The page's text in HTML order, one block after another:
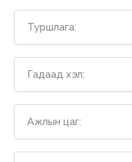
Туршлага:
Гадаад хэл:
Ажлын цаг: